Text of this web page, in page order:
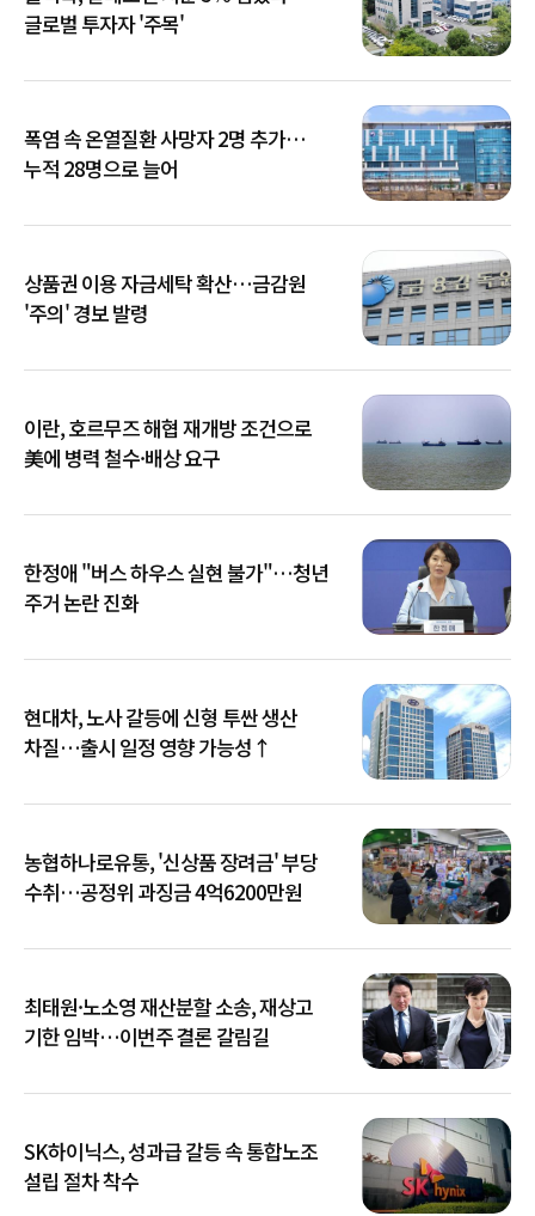
글로벌 투자자 '주목'
폭염 속 온열질환 사망자 2명 추가…
누적 28명으로 늘어
상품권 이용 자금세탁 확산…금감원
'주의' 경보 발령
이란, 호르무즈 해협 재개방 조건으로
美에 병력 철수·배상 요구
한정애 "버스 하우스 실현 불가"…청년
주거 논란 진화
현대차, 노사 갈등에 신형 투싼 생산
차질…출시 일정 영향 가능성↑
농협하나로유통, '신상품 장려금' 부당
수취…공정위 과징금 4억6200만원
최태원·노소영 재산분할 소송, 재상고
기한 임박…이번주 결론 갈림길
SK하이닉스, 성과급 갈등 속 통합노조
설립 절차 착수